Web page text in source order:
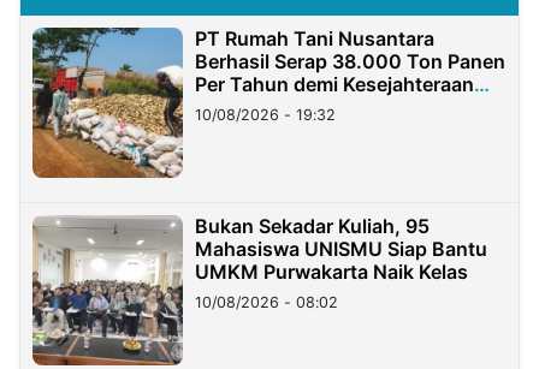
PT Rumah Tani Nusantara
Berhasil Serap 38.000 Ton Panen
Per Tahun demi Kesejahteraan
Petani
10/08/2026 - 19:32
Bukan Sekadar Kuliah, 95
Mahasiswa UNISMU Siap Bantu
UMKM Purwakarta Naik Kelas
10/08/2026 - 08:02